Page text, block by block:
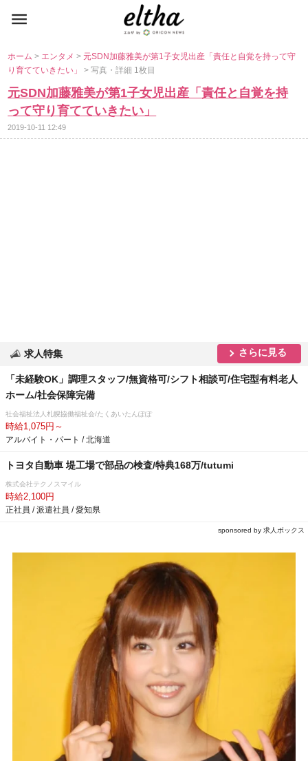
ホーム> エンタメ> 元SDN加藤雅美が第1子女児出産「責任と自覚を持って守
り育てていきたい」> 写真・詳細 1枚目
元SDN加藤雅美が第1子女児出産「責任と自覚を持
って守り育てていきたい」
2019-10-11 12:49
求人特集 さらに見る
「未経験OK」調理スタッフ/無資格可/シフト相談可/住宅型有料老人
ホーム/社会保障完備
社会福祉法人札幌協働福祉会/たくあいたんぽぽ
時給1,075円～
アルバイト・パート / 北海道
トヨタ自動車 堤工場で部品の検査/特典168万/tutumi
株式会社テクノスマイル
時給2,100円
正社員 / 派遣社員 / 愛知県
sponsored by 求人ボックス